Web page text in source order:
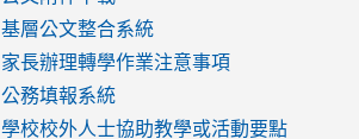
基層公文整合系統
家長辦理轉學作業注意事項
公務填報系統
學校校外人士協助教學或活動要點